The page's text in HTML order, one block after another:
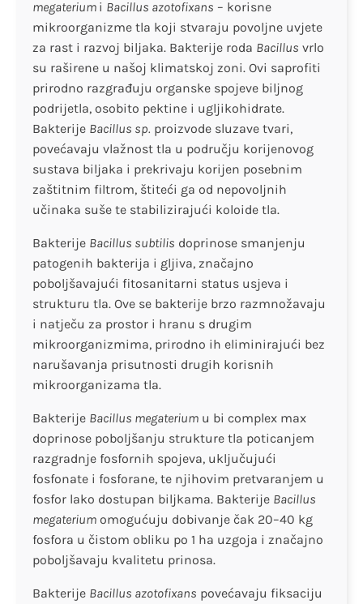
megaterium i Bacillus azotofixans – korisne
mikroorganizme tla koji stvaraju povoljne uvjete
za rast i razvoj biljaka. Bakterije roda Bacillus vrlo
su raširene u našoj klimatskoj zoni. Ovi saprofiti
prirodno razgrađuju organske spojeve biljnog
podrijetla, osobito pektine i ugljikohidrate.
Bakterije Bacillus sp. proizvode sluzave tvari,
povećavaju vlažnost tla u području korijenovog
sustava biljaka i prekrivaju korijen posebnim
zaštitnim filtrom, štiteći ga od nepovoljnih
učinaka suše te stabilizirajući koloide tla.
Bakterije Bacillus subtilis doprinose smanjenju
patogenih bakterija i gljiva, značajno
poboljšavajući fitosanitarni status usjeva i
strukturu tla. Ove se bakterije brzo razmnožavaju
i natječu za prostor i hranu s drugim
mikroorganizmima, prirodno ih eliminirajući bez
narušavanja prisutnosti drugih korisnih
mikroorganizama tla.
Bakterije Bacillus megaterium u bi complex max
doprinose poboljšanju strukture tla poticanjem
razgradnje fosfornih spojeva, uključujući
fosfonate i fosforane, te njihovim pretvaranjem u
fosfor lako dostupan biljkama. Bakterije Bacillus
megaterium omogućuju dobivanje čak 20–40 kg
fosfora u čistom obliku po 1 ha uzgoja i značajno
poboljšavaju kvalitetu prinosa.
Bakterije Bacillus azotofixans povećavaju fiksaciju